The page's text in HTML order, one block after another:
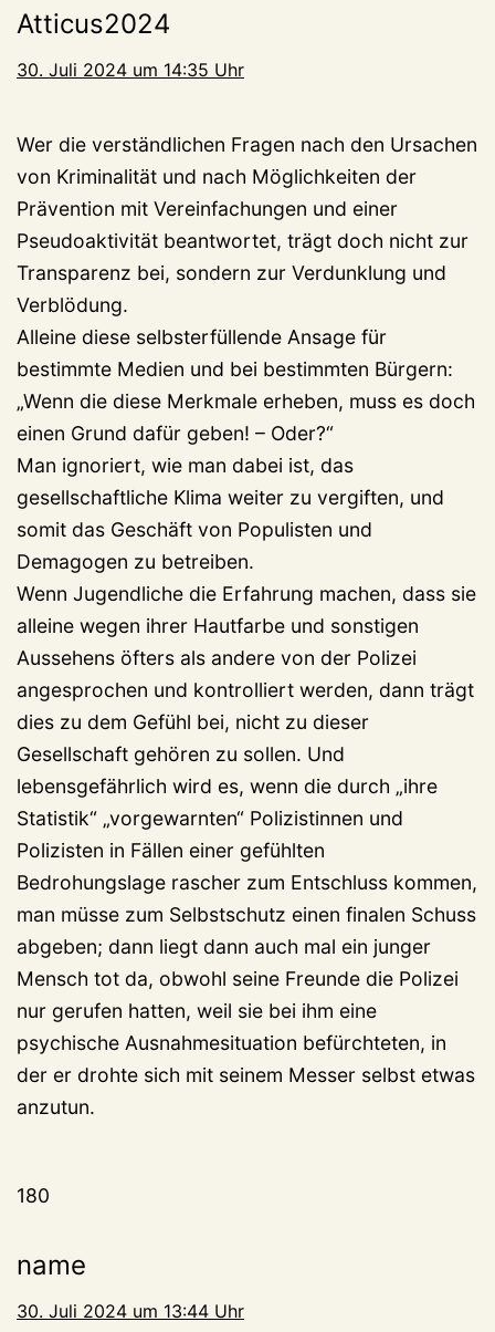
Atticus2024
30. Juli 2024 um 14:35 Uhr
Wer die verständlichen Fragen nach den Ursachen
von Kriminalität und nach Möglichkeiten der
Prävention mit Vereinfachungen und einer
Pseudoaktivität beantwortet, trägt doch nicht zur
Transparenz bei, sondern zur Verdunklung und
Verblödung.
Alleine diese selbsterfüllende Ansage für
bestimmte Medien und bei bestimmten Bürgern:
„Wenn die diese Merkmale erheben, muss es doch
einen Grund dafür geben! – Oder?“
Man ignoriert, wie man dabei ist, das
gesellschaftliche Klima weiter zu vergiften, und
somit das Geschäft von Populisten und
Demagogen zu betreiben.
Wenn Jugendliche die Erfahrung machen, dass sie
alleine wegen ihrer Hautfarbe und sonstigen
Aussehens öfters als andere von der Polizei
angesprochen und kontrolliert werden, dann trägt
dies zu dem Gefühl bei, nicht zu dieser
Gesellschaft gehören zu sollen. Und
lebensgefährlich wird es, wenn die durch „ihre
Statistik“ „vorgewarnten“ Polizistinnen und
Polizisten in Fällen einer gefühlten
Bedrohungslage rascher zum Entschluss kommen,
man müsse zum Selbstschutz einen finalen Schuss
abgeben; dann liegt dann auch mal ein junger
Mensch tot da, obwohl seine Freunde die Polizei
nur gerufen hatten, weil sie bei ihm eine
psychische Ausnahmesituation befürchteten, in
der er drohte sich mit seinem Messer selbst etwas
anzutun.
180
name
30. Juli 2024 um 13:44 Uhr